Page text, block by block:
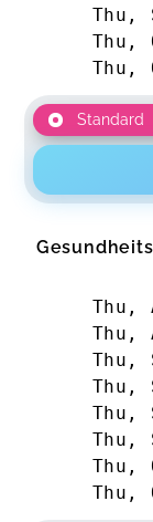
Thu,
Thu,
Thu,
Standard
Thu,
Thu,
Thu,
Thu,
Thu,
Thu,
Thu,
Thu,